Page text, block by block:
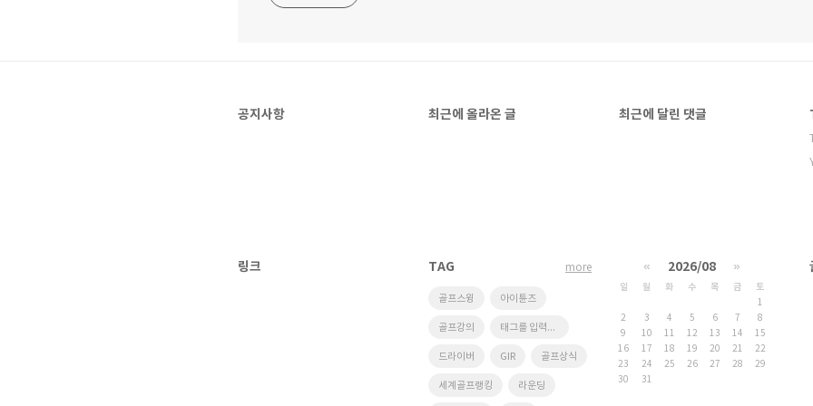
공지사항 최근에 올라온 글 최근에 달린 댓글
링크 TAG
골프스윙 아이튠즈
골프강의 태그를 입력해 주세요.
드라이버 GIR 골프상식
세계골프랭킹 라운딩
more « 2026/08 »
일 월 화 수 목 금
토
1
2
3 4 5 6 7
8
9
10 11 12 13 14
15
16
17 18 19 20 21
22
23
24 25 26 27 28
29
30
31